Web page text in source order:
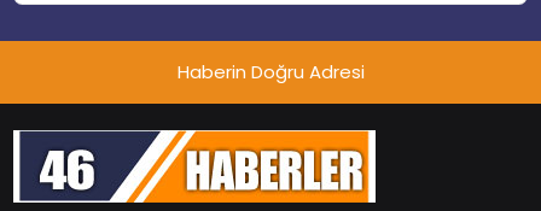
Haberin Doğru Adresi